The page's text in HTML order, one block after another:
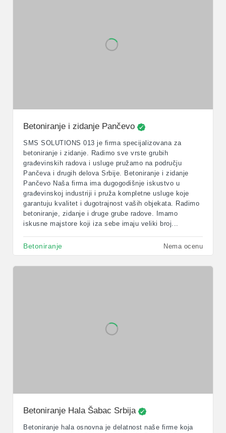
Betoniranje i zidanje Pančevo
SMS SOLUTIONS 013 je firma specijalizovana za
betoniranje i zidanje. Radimo sve vrste grubih
građevinskih radova i usluge pružamo na području
Pančeva i drugih delova Srbije. Betoniranje i zidanje
Pančevo Naša firma ima dugogodišnje iskustvo u
građevinskoj industriji i pruža kompletne usluge koje
garantuju kvalitet i dugotrajnost vaših objekata. Radimo
betoniranje, zidanje i druge grube radove. Imamo
iskusne majstore koji iza sebe imaju veliki broj...
Betoniranje Nema ocenu
Betoniranje Hala Šabac Srbija
Betoniranje hala osnovna je delatnost naše firme koja